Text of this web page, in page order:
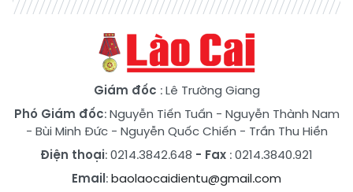
Giám đốc : Lê Trường Giang
Phó Giám đốc:Nguyễn Tiến Tuấn - Nguyễn Thành Nam
- Bùi Minh Đức- Nguyễn Quốc Chiến - Trần Thu Hiền
Điện thoại: 0214.3842.648 - Fax : 0214.3840.921
Email:baolaocaidientu@gmail.com